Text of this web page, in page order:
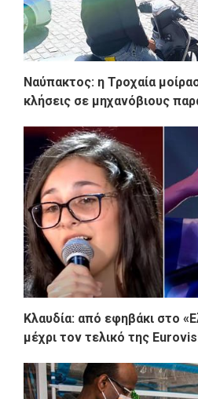
Ναύπακτος: η Τροχαία
κλήσεις σε μηχανόβιους
Κλαυδία: από εφηβάκι στο
μέχρι τον τελικό της